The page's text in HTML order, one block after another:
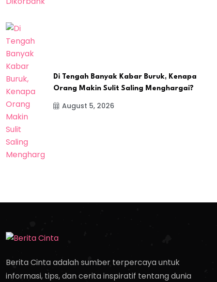
Di Tengah Banyak Kabar Buruk, Kenapa
Orang Makin Sulit Saling Menghargai?
August 5, 2026
Berita Cinta adalah sumber terpercaya untuk
informasi, tips, dan cerita inspiratif tentang dunia